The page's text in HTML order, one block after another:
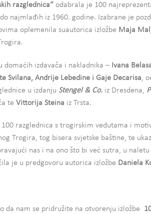
razglednica“ odabrala je 100
najmlađih iz 1960. godine. Izabrane je
oplemenila suautorica izložbe Maja
domaćih izdavača i nakladnika – Ivana
Svilana, Andrije Lebedine i Gaje Decarisa,
u izdanju Stengel & Co. iz Dresdena,
te Vittorija Steina iz Trsta.
100 razglednica s trogirskim vedutama i
Trogira, tog bisera svjetske baštine, te
nas i na ono što bi već sutra, u
je u predgovoru autorica izložbe Daniela
da nam se pridružite na otvorenju izložbe